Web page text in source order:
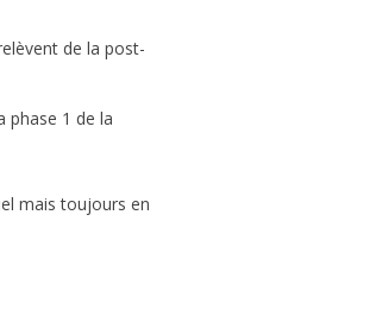
de la post-
phase 1 de la
mais toujours en